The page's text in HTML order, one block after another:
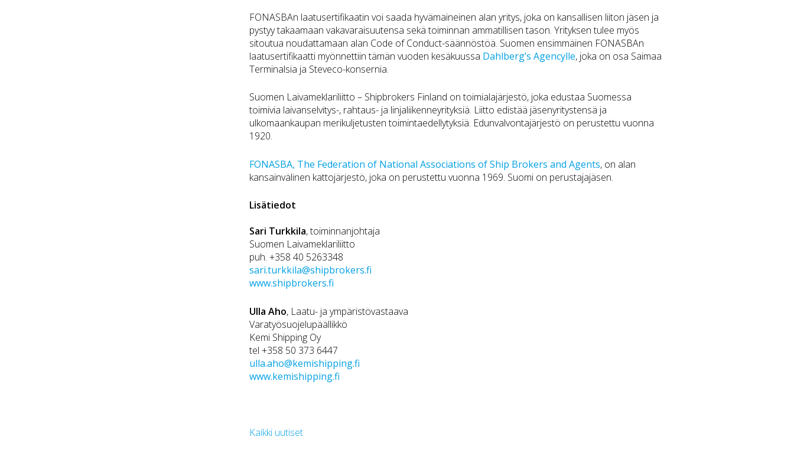
FONASBAn laatusertifikaatin voi saada hyvämaineinen alan yritys, joka on kansallisen liiton jäsen ja
pystyy takaamaan vakavaraisuutensa sekä toiminnan ammatillisen tason. Yrityksen tulee myös
sitoutua noudattamaan alan Code of Conduct-säännöstöä. Suomen ensimmäinen FONASBAn
laatusertifikaatti myönnettiin tämän vuoden kesäkuussa Dahlberg’s Agencylle, joka on osa Saimaa
Terminalsia ja Steveco-konsernia.
Suomen Laivameklariliitto – Shipbrokers Finland on toimialajärjestö, joka edustaa Suomessa
toimivia laivanselvitys-, rahtaus- ja linjaliikenneyrityksiä. Liitto edistää jäsenyritystensä ja
ulkomaankaupan merikuljetusten toimintaedellytyksiä. Edunvalvontajärjestö on perustettu vuonna
1920.
FONASBA, The Federation of National Associations of Ship Brokers and Agents, on alan
kansainvälinen kattojärjestö, joka on perustettu vuonna 1969. Suomi on perustajajäsen.
Lisätiedot
Sari Turkkila, toiminnanjohtaja
Suomen Laivameklariliitto
puh. +358 40 5263348
sari.turkkila@shipbrokers.fi
www.shipbrokers.fi
Ulla Aho, Laatu- ja ympäristövastaava
Varatyösuojelupäällikkö
Kemi Shipping Oy
tel +358 50 373 6447
ulla.aho@kemishipping.fi
www.kemishipping.fi
Kaikki uutiset